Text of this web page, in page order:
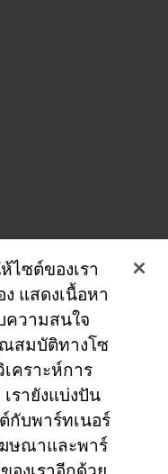
All Rights Reserved.
ต์ นโยบายความเป็นส่วน
ไซต์ของเรา
แสดงเนื้อหา
วามสนใจ
สมบัติทางโซ
เคราะห์การ
รายังแบ่งปัน
กับพาร์ทเนอร์
ษณาและพาร์